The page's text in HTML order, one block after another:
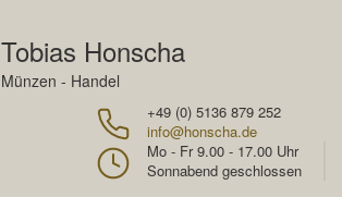
Tobias Honscha
Münzen - Handel
+49 (0) 5136 879 252
info@honscha.de
Mo - Fr 9.00 - 17.00 Uhr
Sonnabend geschlossen